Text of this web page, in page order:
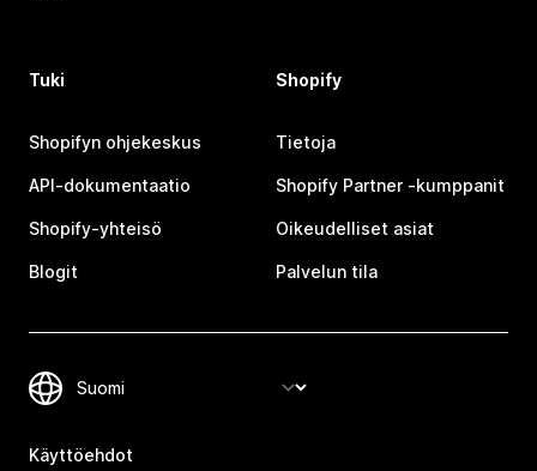
Tuki
Shopifyn ohjekeskus
API-dokumentaatio
Shopify-yhteisö
Blogit
Shopify
Tietoja
Shopify Partner ‑kumppanit
Oikeudelliset asiat
Palvelun tila
Käyttöehdot